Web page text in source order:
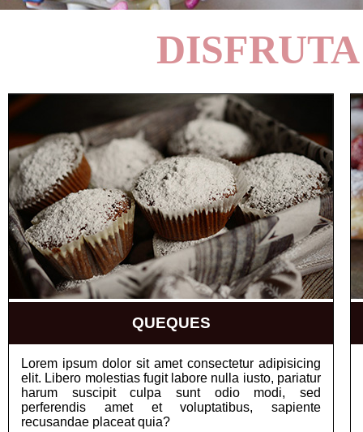
QUEQUES
Lorem ipsum dolor sit amet consectetur adipisicing
elit. Libero molestias fugit labore nulla iusto, pariatur
harum suscipit culpa sunt odio modi, sed
perferendis amet et voluptatibus, sapiente
recusandae placeat quia?